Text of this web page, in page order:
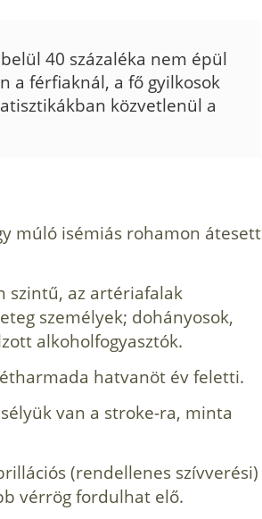
40 százaléka nem épül
a férfiaknál, a fő gyilkosok
köz­vetlenül a
múló isémiás rohamon átesett
szintű, az artériafalak
személyek; dohányosok,
alkoholfogyasztók.
hatvanöt év feletti.
van a stroke-ra, minta
(rendellenes szívverési)
vérrög fordulhat elő.